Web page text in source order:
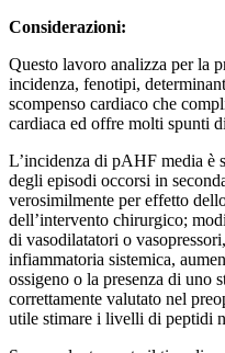
Considerazioni:
Questo lavoro analizza per la
incidenza, fenotipi,
scompenso cardiaco che
cardiaca ed offre molti spunti
L’incidenza di pAHF media è
degli episodi occorsi in
verosimilmente per effetto
dell’intervento chirurgico;
di vasodilatatori o
infiammatoria sistemica,
ossigeno o la presenza di uno
correttamente valutato nel
utile stimare i livelli di peptidi